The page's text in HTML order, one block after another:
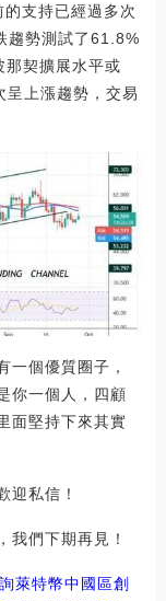
支持已經過多次
趨勢測試了61.8%
契擴展水平或
上漲趨勢，交易
一個優質圈子，
你一個人，四顧
面堅持下來其實
迎私信！
我們下期再見！
萊特幣中國區創